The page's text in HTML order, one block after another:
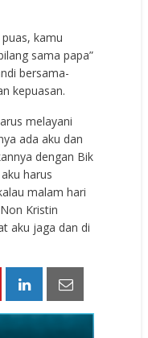
kamu
sama papa”
bersama-
kepuasan.
melayani
ada aku dan
dengan Bik
harus
malam hari
Kristin
aku jaga dan di